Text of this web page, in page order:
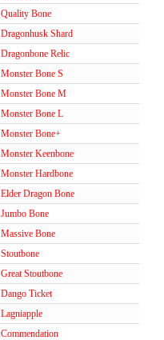
Quality Bone
Dragonhusk Shard
Dragonbone Relic
Monster Bone S
Monster Bone M
Monster Bone L
Monster Bone+
Monster Keenbone
Monster Hardbone
Elder Dragon Bone
Jumbo Bone
Massive Bone
Stoutbone
Great Stoutbone
Dango Ticket
Lagniapple
Commendation